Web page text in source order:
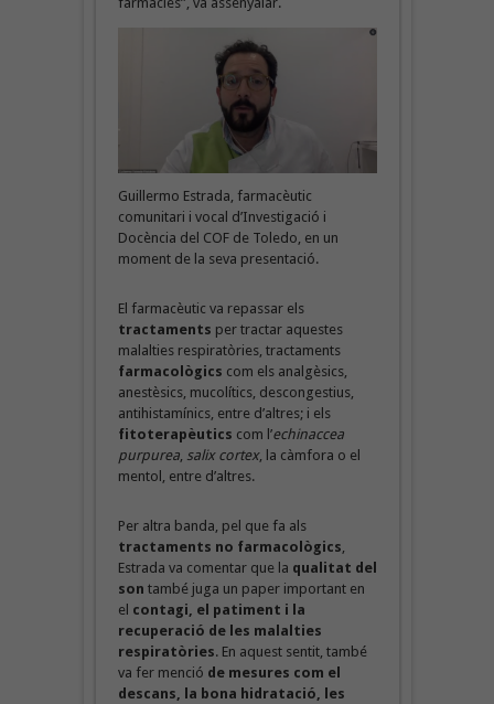
Guillermo Estrada, farmacèutic
comunitari i vocal d’Investigació i
Docència del COF de Toledo, en un
moment de la seva presentació.
El farmacèutic va repassar els
tractaments per tractar aquestes
malalties respiratòries, tractaments
farmacològics com els analgèsics,
anestèsics, mucolítics, descongestius,
antihistamínics, entre d’altres; i els
fitoterapèutics com l’echinaccea
purpurea, salix cortex, la càmfora o el
mentol, entre d’altres.
Per altra banda, pel que fa als
tractaments no farmacològics,
Estrada va comentar que la qualitat del
son també juga un paper important en
el contagi, el patiment i la
recuperació de les malalties
respiratòries. En aquest sentit, també
va fer menció de mesures com el
descans, la bona hidratació, les